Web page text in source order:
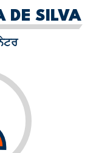
DE SILVA